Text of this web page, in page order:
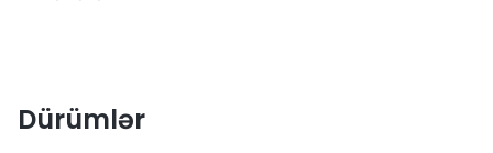
Dürümlər